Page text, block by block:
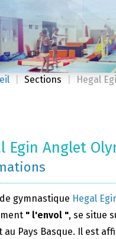
Sections Hegal
Egin Anglet
gymnastique Hegal
" l'envol ", se situe
au Pays Basque. Il est